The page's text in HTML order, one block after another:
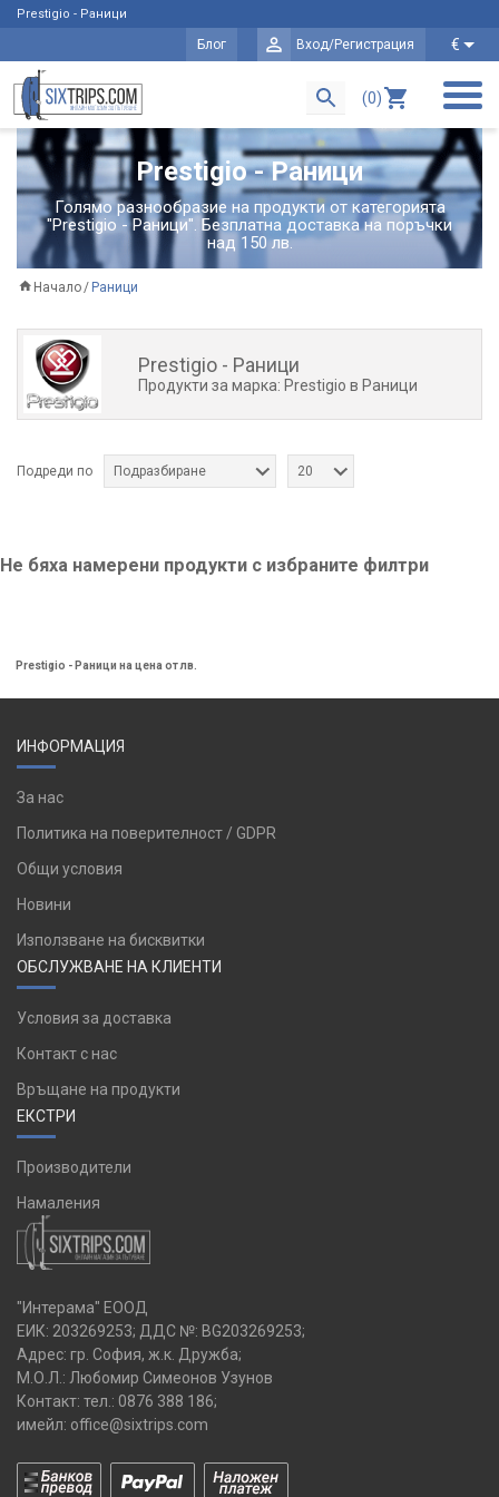
Prestigio - Раници
Блог Вход/Регистрация €
(0)
Prestigio - Раници
Голямо разнообразие на продукти от категорията
"Prestigio - Раници". Безплатна доставка на поръчки
над 150 лв.
Начало Раници
Prestigio - Раници
Продукти за марка: Prestigio в Раници
Подреди по Подразбиране 20
Не бяха намерени продукти с избраните филтри
Prestigio - Раници на цена от лв.
ИНФОРМАЦИЯ
За нас
Политика на поверителност / GDPR
Общи условия
Новини
Използване на бисквитки
ОБСЛУЖВАНЕ НА КЛИЕНТИ
Условия за доставка
Контакт с нас
Връщане на продукти
ЕКСТРИ
Производители
Намаления
"Интерама" ЕООД
ЕИК: 203269253; ДДС №: BG203269253;
Адрес: гр. София, ж.к. Дружба;
М.О.Л.: Любомир Симеонов Узунов
Контакт: тел.: 0876 388 186;
имейл: office@sixtrips.com